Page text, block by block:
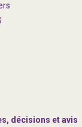
décisions et avis